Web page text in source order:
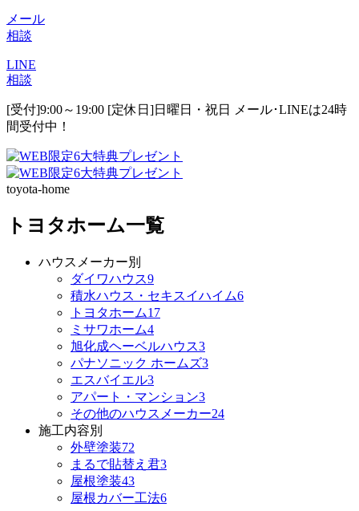
メール
相談
LINE
相談
[受付]9:00～19:00 [定休日]日曜日・祝日
メール･LINEは24時
間受付中！
toyota-home
トヨタホーム一覧
ハウスメーカー別
ダイワハウス9
積水ハウス・セキスイハイム6
トヨタホーム17
ミサワホーム4
旭化成ヘーベルハウス3
パナソニック ホームズ3
エスバイエル3
アパート・マンション3
その他のハウスメーカー24
施工内容別
外壁塗装72
まるで貼替え君3
屋根塗装43
屋根カバー工法6